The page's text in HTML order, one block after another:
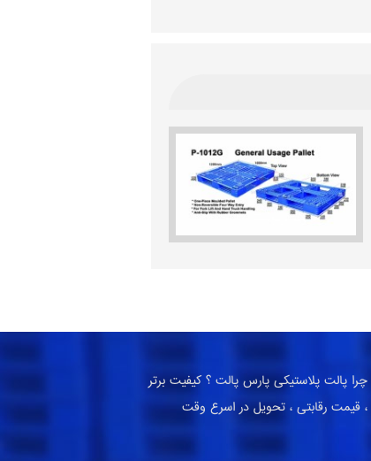
چرا پالت پلاستیکی پارس پالت ؟ کیفیت برتر
، قیمت رقابتی ، تحویل در اسرع وقت